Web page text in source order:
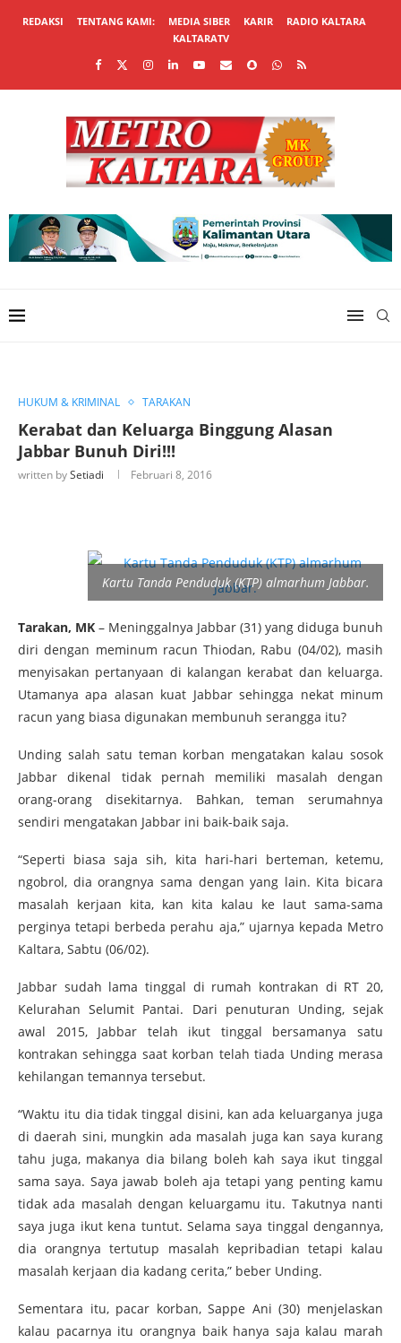
REDAKSI TENTANG KAMI: MEDIA SIBER KARIR
RADIO KALTARA
KALTARATV
HUKUM & KRIMINAL TARAKAN
Kerabat dan Keluarga Binggung Alasan
Jabbar Bunuh Diri!!!
written bySetiadi Februari 8, 2016
Kartu Tanda Penduduk (KTP) almarhum Jabbar.
Tarakan, MK – Meninggalnya Jabbar (31) yang diduga bunuh
diri dengan meminum racun Thiodan, Rabu (04/02), masih
menyisakan pertanyaan di kalangan kerabat dan keluarga.
Utamanya apa alasan kuat Jabbar sehingga nekat minum
racun yang biasa digunakan membunuh serangga itu?
Unding salah satu teman korban mengatakan kalau sosok
Jabbar dikenal tidak pernah memiliki masalah dengan
orang-orang disekitarnya. Bahkan, teman serumahnya
sendiri mengatakan Jabbar ini baik-baik saja.
“Seperti biasa saja sih, kita hari-hari berteman, ketemu,
ngobrol, dia orangnya sama dengan yang lain. Kita bicara
masalah kerjaan kita, kan kita kalau ke laut sama-sama
perginya tetapi berbeda perahu aja,” ujarnya kepada Metro
Kaltara, Sabtu (06/02).
Jabbar sudah lama tinggal di rumah kontrakan di RT 20,
Kelurahan Selumit Pantai. Dari penuturan Unding, sejak
awal 2015, Jabbar telah ikut tinggal bersamanya satu
kontrakan sehingga saat korban telah tiada Unding merasa
kehilangan temannya tersebut.
“Waktu itu dia tidak tinggal disini, kan ada keluarganya juga
di daerah sini, mungkin ada masalah juga kan saya kurang
tahu juga, makanya dia bilang boleh kah saya ikut tinggal
sama saya. Saya jawab boleh aja tetapi yang penting kamu
tidak ada masalah dengan keluargamu itu. Takutnya nanti
saya juga ikut kena tuntut. Selama saya tinggal dengannya,
dia orangnya tertutup masalah kepribadian tetapi kalau
masalah kerjaan dia kadang cerita,” beber Unding.
Sementara itu, pacar korban, Sappe Ani (30) menjelaskan
kalau pacarnya itu orangnya baik hanya saja kalau marah